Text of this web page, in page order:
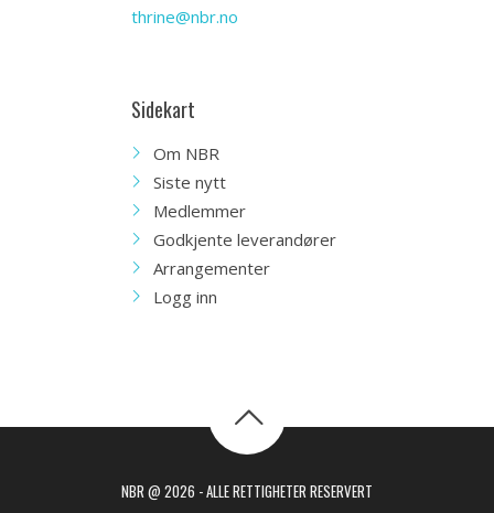
thrine@nbr.no
Sidekart
Om NBR
Siste nytt
Medlemmer
Godkjente leverandører
Arrangementer
Logg inn
NBR @ 2026 - ALLE RETTIGHETER RESERVERT